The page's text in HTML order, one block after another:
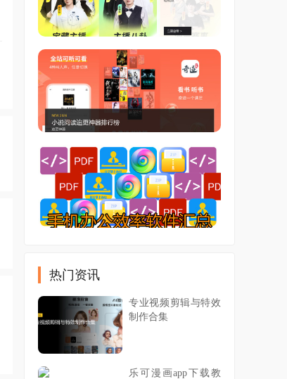
热门资讯
专业视频剪辑与特效
制作合集
乐可漫画app下载教